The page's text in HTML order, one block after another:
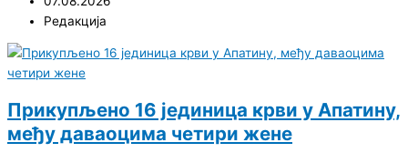
Редакција
Прикупљено 16 јединица крви у Апатину,
међу даваоцима четири жене